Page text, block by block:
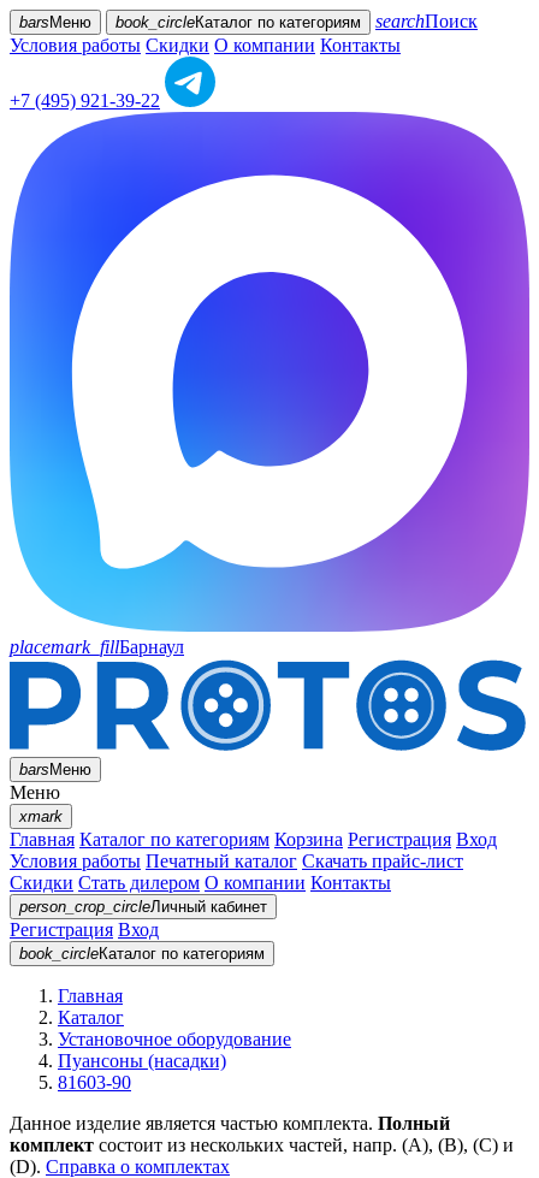
bars Меню book_circleКаталог по категориям searchПоиск
Условия работы Скидки О компании Контакты
+7 (495) 921-39-22
placemark_fillБарнаул
barsМеню
Меню
xmark
Главная Каталог по категориям Корзина Регистрация Вход
Условия работы Печатный каталог Скачать прайс-лист
Скидки Стать дилером О компании Контакты
person_crop_circleЛичный кабинет
Регистрация Вход
book_circleКаталог по категориям
Главная
Каталог
Установочное оборудование
Пуансоны (насадки)
81603-90
Данное изделие является частью комплекта. Полный
комплект состоит из нескольких частей, напр. (А), (B), (С) и
(D). Справка о комплектах